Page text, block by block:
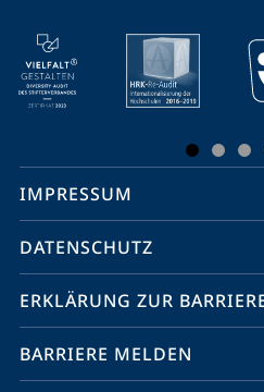
Mobile-
Service-
Navigation
Social
Media
Kontakte
IMPRESSUM
DATENSCHUTZ
ERKLÄRUNG ZUR
BARRIERE MELDEN